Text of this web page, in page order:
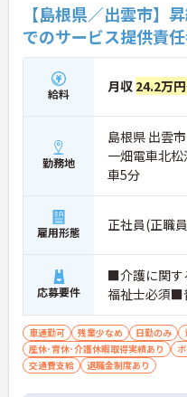
【島根県／出雲市】
でのサービス提供責
給料 月収 24.2万
勤務地
島根県 出雲
一畑電車北
車5分
雇用形態 正社員(正職
応募要件
■介護に関す
福祉士必須■
車通勤可 残業少なめ 日勤のみ
産休･育休･介護休暇取得実績あり
交通費支給
退職金制度あり